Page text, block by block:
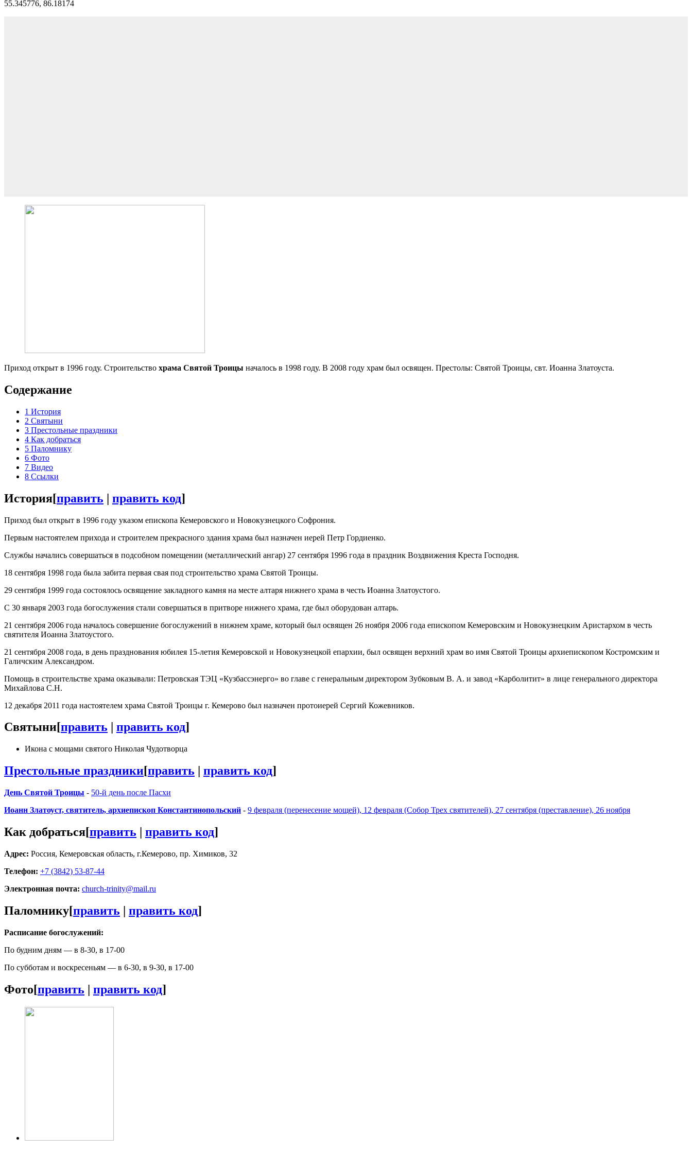
55.345776, 86.18174
Приход открыт в 1996 году. Строительство храма Святой Троицы началось в 1998 году. В 2008 году храм был освящен. Престолы: Святой Троицы, свт. Иоанна Златоуста.
Содержание
1 История
2 Святыни
3 Престольные праздники
4 Как добраться
5 Паломнику
6 Фото
7 Видео
8 Ссылки
История[править | править код]
Приход был открыт в 1996 году указом епископа Кемеровского и Новокузнецкого Софрония.
Первым настоятелем прихода и строителем прекрасного здания храма был назначен иерей Петр Гордиенко.
Службы начались совершаться в подсобном помещении (металлический ангар) 27 сентября 1996 года в праздник Воздвижения Креста Господня.
18 сентября 1998 года была забита первая свая под строительство xрама Святой Троицы.
29 сентября 1999 года состоялось освящение закладного камня на месте алтаря нижнего храма в честь Иоанна Златоустого.
С 30 января 2003 года богослужения стали совершаться в притворе нижнего храма, где был оборудован алтарь.
21 сентября 2006 года началось совершение богослужений в нижнем храме, который был освящен 26 ноября 2006 года епископом Кемеровским и Новокузнецким Аристархом в честь
святителя Иоанна Златоустого.
21 сентября 2008 года, в день празднования юбилея 15-летия Кемеровской и Новокузнецкой епархии, был освящен верхний храм во имя Святой Троицы архиепископом Костромским и
Галичским Александром.
Помощь в строительстве храма оказывали: Петровская ТЭЦ «Кузбассэнерго» во главе с генеральным директором Зубковым В. А. и завод «Карболитит» в лице генерального директора
Михайлова С.Н.
12 декабря 2011 года настоятелем храма Святой Троицы г. Кемерово был назначен протоиерей Сергий Кожевников.
Святыни[править править код]
Икона с мощами святого Николая Чудотворца
Престольные праздники[править править код]
День Святой Троицы - 50-й день после Пасхи
Иоанн Златоуст, святитель, архиепископ Константинопольский - 9 февраля (перенесение мощей), 12 февраля (Собор Трех святителей), 27 сентября (преставление), 26 ноября
Как добраться[править | править код]
Адрес: Россия, Кемеровская область, г.Кемерово, пр. Химиков, 32
Телефон: +7 (3842) 53-87-44
Электронная почта: church-trinity@mail.ru
Паломнику[править | править код]
Расписание богослужений:
По будним дням — в 8-30, в 17-00
По субботам и воскресеньям — в 6-30, в 9-30, в 17-00
Фото[править | править код]